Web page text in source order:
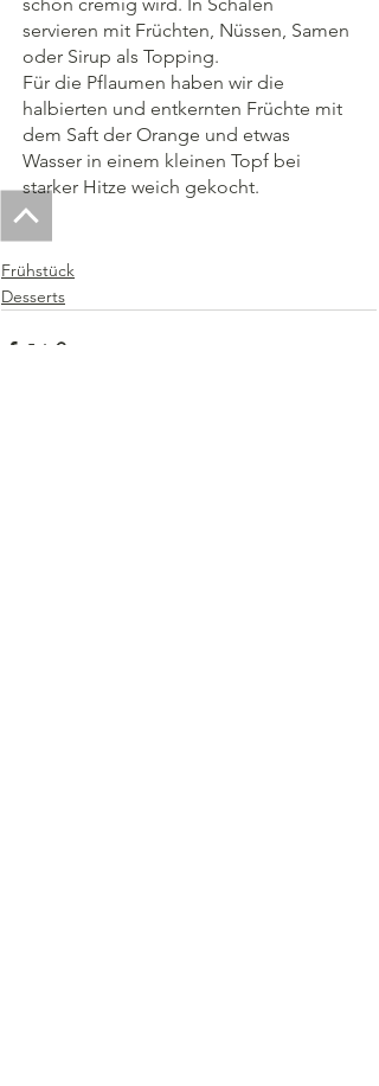
servieren mit Früchten, Nüssen, Samen
oder Sirup als Topping.
Für die Pflaumen haben wir die
halbierten und entkernten Früchte mit
dem Saft der Orange und etwas
Wasser in einem kleinen Topf bei
starker Hitze weich gekocht.
Frühstück
Desserts